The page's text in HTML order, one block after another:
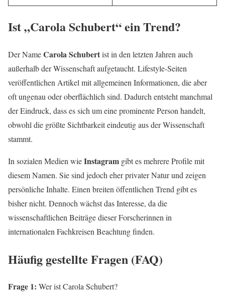
Ist „Carola Schubert“ ein Trend?
Der NameCarola Schubertist in den letzten Jahren auch
außerhalb der Wissenschaft aufgetaucht. Lifestyle-Seiten
veröffentlichen Artikel mit allgemeinen Informationen, die aber
oft ungenau oder oberflächlich sind. Dadurch entsteht manchmal
der Eindruck, dass es sich um eine prominente Person handelt,
obwohl die größte Sichtbarkeit eindeutig aus der Wissenschaft
stammt.
In sozialen Medien wieInstagram gibt es mehrere Profile mit
diesem Namen. Sie sind jedoch eher privater Natur und zeigen
persönliche Inhalte. Einen breiten öffentlichen Trend gibt es
bisher nicht. Dennoch wächst das Interesse, da die
wissenschaftlichen Beiträge dieser Forscherinnen in
internationalen Fachkreisen Beachtung finden.
Häufig gestellte Fragen (FAQ)
Frage 1: Wer ist Carola Schubert?